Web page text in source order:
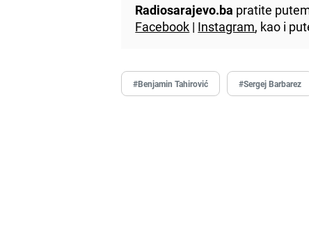
Radiosarajevo.ba pratite
Facebook | Instagram, kao i
#Benjamin Tahirović #Sergej Barbarez